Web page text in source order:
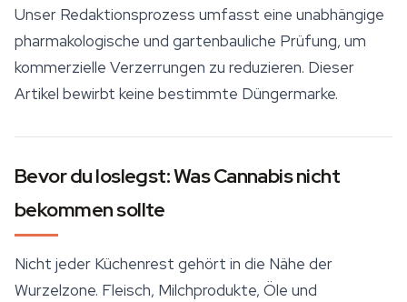
Unser Redaktionsprozess umfasst eine unabhängige
pharmakologische und gartenbauliche Prüfung, um
kommerzielle Verzerrungen zu reduzieren. Dieser
Artikel bewirbt keine bestimmte Düngermarke.
Bevor du loslegst: Was Cannabis nicht
bekommen sollte
Nicht jeder Küchenrest gehört in die Nähe der
Wurzelzone. Fleisch, Milchprodukte, Öle und